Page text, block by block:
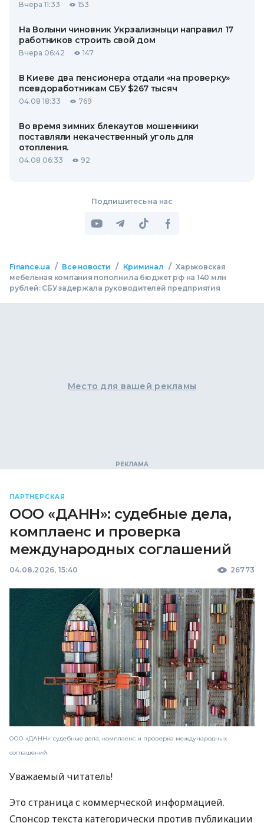
Вчера 11:33 153
На Волыни чиновник Укрзализныци направил 17
работников строить свой дом
Вчера 06:42 147
В Киеве два пенсионера отдали «на проверку»
псевдоработникам СБУ $267 тысяч
04.08 18:33 769
Во время зимних блекаутов мошенники
поставляли некачественный уголь для
отопления.
04.08 06:33 92
Подпишитесь на нас
Finance.ua / Все новости / Криминал / Харьковская
мебельная компания пополнила бюджет рф на 140 млн
рублей: СБУ задержала руководителей предприятия
Место для вашей рекламы
ПАРТНЕРСКАЯ
ООО «ДАНН»: судебные дела,
комплаенс и проверка
международных соглашений
04.08.2026, 15:40 26773
ООО «ДАНН»: судебные дела, комплаенс и проверка международных
соглашений
Уважаемый читатель!
Это страница с коммерческой информацией.
Спонсор текста категорически против публикации